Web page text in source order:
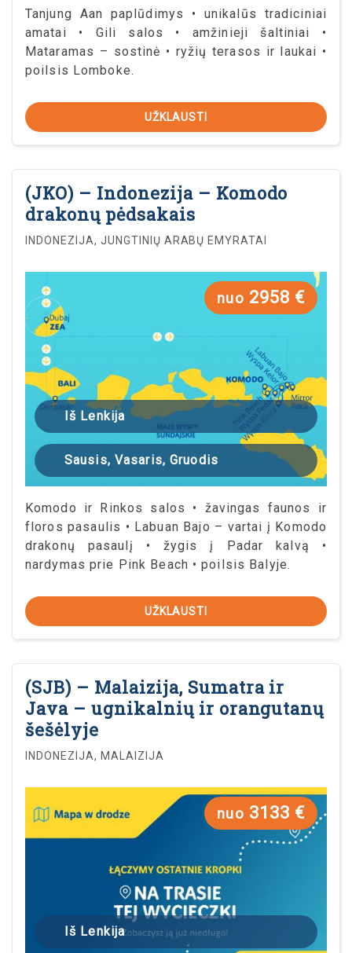
Tanjung Aan paplūdimys • unikalūs tradiciniai
amatai • Gili salos • amžinieji šaltiniai •
Mataramas – sostinė • ryžių terasos ir laukai •
poilsis Lomboke.
UŽKLAUSTI
(JKO) – Indonezija – Komodo
drakonų pėdsakais
INDONEZIJA, JUNGTINIŲ ARABŲ EMYRATAI
nuo 2958 €
Iš Lenkija
Sausis, Vasaris, Gruodis
Komodo ir Rinkos salos • žavingas faunos ir
floros pasaulis • Labuan Bajo – vartai į Komodo
drakonų pasaulį • žygis į Padar kalvą •
nardymas prie Pink Beach • poilsis Balyje.
UŽKLAUSTI
(SJB) – Malaizija, Sumatra ir
Java – ugnikalnių ir orangutanų
šešėlyje
INDONEZIJA, MALAIZIJA
nuo 3133 €
Iš Lenkija